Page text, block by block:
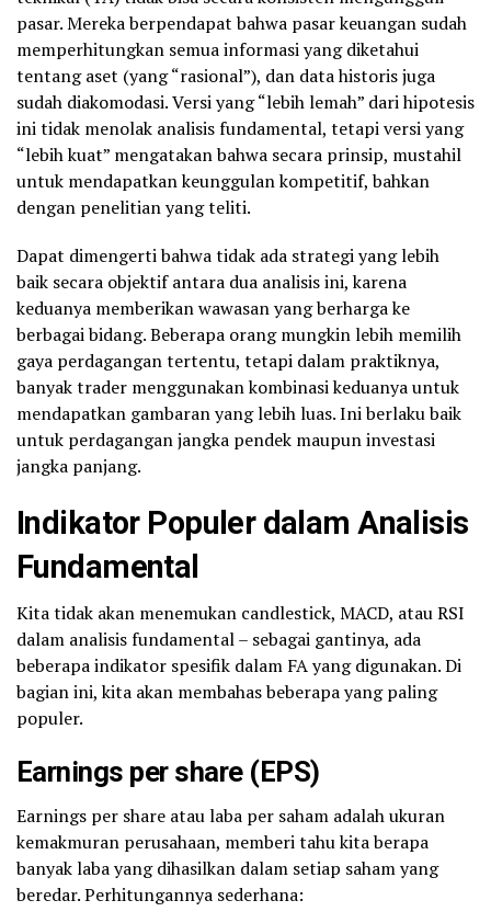
pasar. Mereka berpendapat bahwa pasar keuangan sudah
memperhitungkan semua informasi yang diketahui
tentang aset (yang “rasional”), dan data historis juga
sudah diakomodasi. Versi yang “lebih lemah” dari hipotesis
ini tidak menolak analisis fundamental, tetapi versi yang
“lebih kuat” mengatakan bahwa secara prinsip, mustahil
untuk mendapatkan keunggulan kompetitif, bahkan
dengan penelitian yang teliti.
Dapat dimengerti bahwa tidak ada strategi yang lebih
baik secara objektif antara dua analisis ini, karena
keduanya memberikan wawasan yang berharga ke
berbagai bidang. Beberapa orang mungkin lebih memilih
gaya perdagangan tertentu, tetapi dalam praktiknya,
banyak trader menggunakan kombinasi keduanya untuk
mendapatkan gambaran yang lebih luas. Ini berlaku baik
untuk perdagangan jangka pendek maupun investasi
jangka panjang.
Indikator Populer dalam Analisis
Fundamental
Kita tidak akan menemukan candlestick, MACD, atau RSI
dalam analisis fundamental – sebagai gantinya, ada
beberapa indikator spesifik dalam FA yang digunakan. Di
bagian ini, kita akan membahas beberapa yang paling
populer.
Earnings per share (EPS)
Earnings per share atau laba per saham adalah ukuran
kemakmuran perusahaan, memberi tahu kita berapa
banyak laba yang dihasilkan dalam setiap saham yang
beredar. Perhitungannya sederhana: